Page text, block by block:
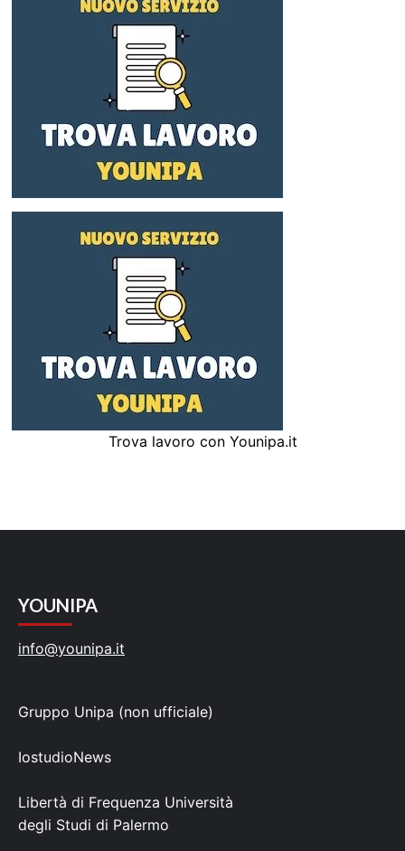
Trova lavoro con Younipa.it
YOUNIPA
info@younipa.it
Gruppo Unipa (non ufficiale)
IostudioNews
Libertà di Frequenza Università
degli Studi di Palermo